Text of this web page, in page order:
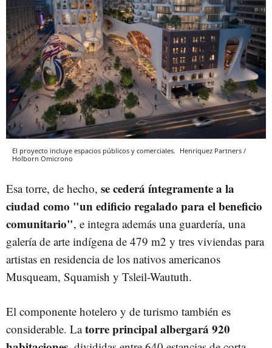
El proyecto incluye espacios públicos y comerciales. Henriquez Partners /
Holborn Omicrono
Esa torre, de hecho, se cederá íntegramente a la
ciudad como "un edificio regalado para el beneficio
comunitario", e integra además una guardería, una
galería de arte indígena de 479 m2 y tres viviendas para
artistas en residencia de los nativos americanos
Musqueam, Squamish y Tsleil-Waututh.
El componente hotelero y de turismo también es
considerable. Latorre principal albergará 920